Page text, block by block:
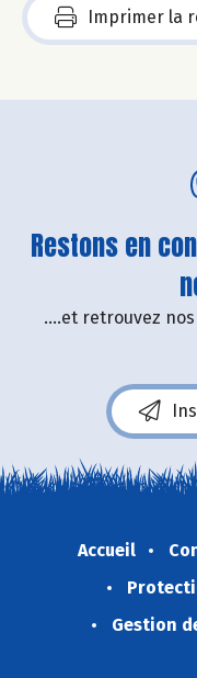
Imprimer la
Restons en
....et retrouvez
Accueil
Gestion